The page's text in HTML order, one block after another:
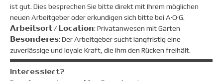
ist gut. Dies besprechen Sie bitte direkt mit Ihrem möglichen
neuen Arbeitgeber oder erkundigen sich bitte bei A·O·G.
𝗔𝗿𝗯𝗲𝗶𝘁𝘀𝗼𝗿𝘁 / 𝗟𝗼𝗰𝗮𝘁𝗶𝗼𝗻: Privatanwesen mit Garten
𝗕𝗲𝘀𝗼𝗻𝗱𝗲𝗿𝗲𝘀: Der Arbeitgeber sucht langfristig eine
zuverlässige und loyale Kraft, die ihm den Rücken freihält.
Interessiert?